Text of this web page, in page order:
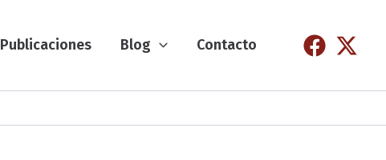
Publicaciones Blog Contacto